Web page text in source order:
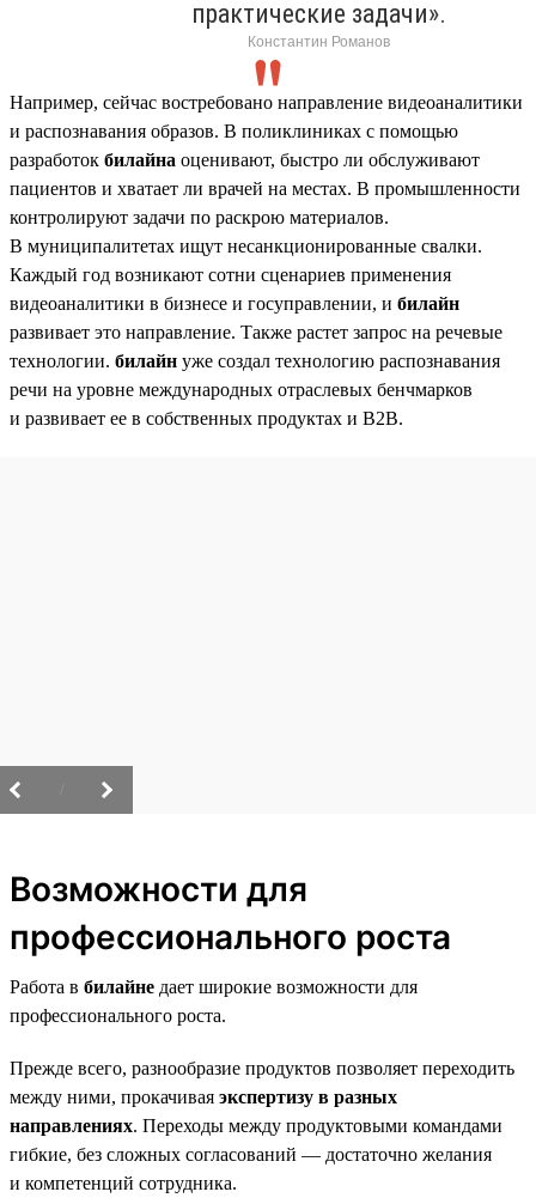
практические задачи».
Константин Романов
Например, сейчас востребовано направление видеоаналитики
и распознавания образов. В поликлиниках с помощью
разработок билайна оценивают, быстро ли обслуживают
пациентов и хватает ли врачей на местах. В промышленности
контролируют задачи по раскрою материалов.
В муниципалитетах ищут несанкционированные свалки.
Каждый год возникают сотни сценариев применения
видеоаналитики в бизнесе и госуправлении, и билайн
развивает это направление. Также растет запрос на речевые
технологии. билайн уже создал технологию распознавания
речи на уровне международных отраслевых бенчмарков
и развивает ее в собственных продуктах и B2B.
Возможности для
профессионального роста
Работа в билайне дает широкие возможности для
профессионального роста.
Прежде всего, разнообразие продуктов позволяет переходить
между ними, прокачивая экспертизу в разных
направлениях. Переходы между продуктовыми командами
гибкие, без сложных согласований — достаточно желания
и компетенций сотрудника.